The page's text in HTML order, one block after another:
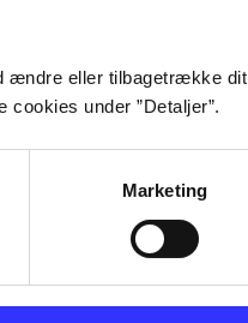
ændre eller tilbagetrække dit
under ”Detaljer”.
Marketing